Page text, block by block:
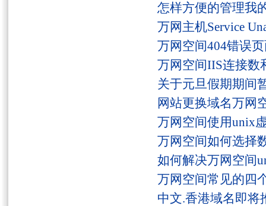
怎样方便的管理我
万网主机Service
万网空间404错误
万网空间IIS连接数
关于元旦假期期间
网站更换域名万网
万网空间使用unix
万网空间如何选择
如何解决万网空间
万网空间常见的四
中文.香港域名即将